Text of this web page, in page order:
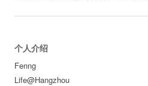
个人介绍
Fenng
Life@Hangzhou